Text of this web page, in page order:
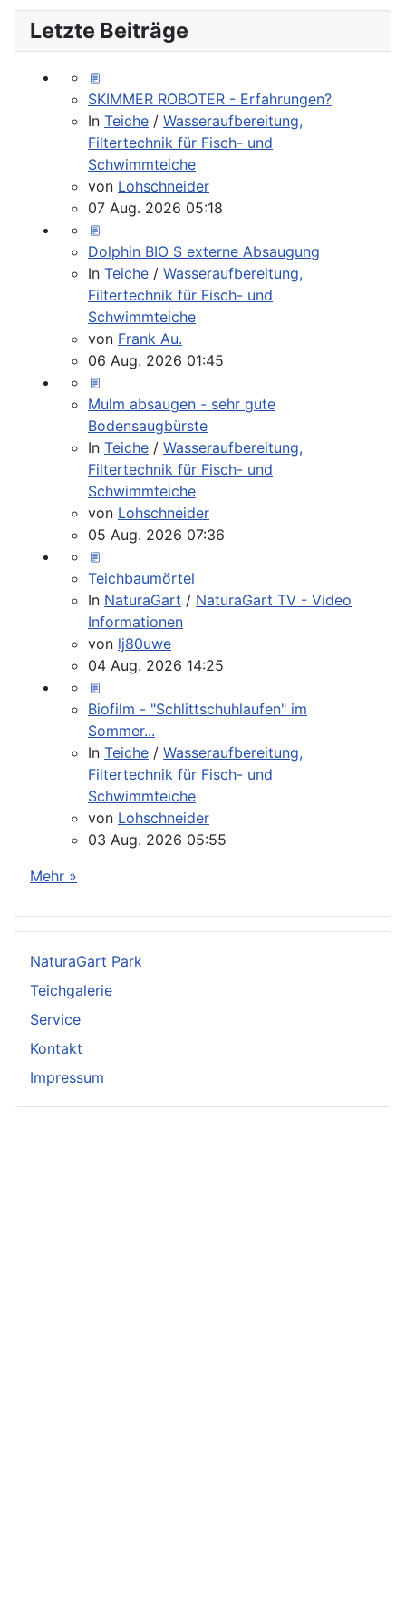
Letzte Beiträge
SKIMMER ROBOTER - Erfahrungen?
In Teiche / Wasseraufbereitung,
Filtertechnik für Fisch- und
Schwimmteiche
von Lohschneider
07 Aug. 2026 05:18
Dolphin BIO S externe Absaugung
In Teiche / Wasseraufbereitung,
Filtertechnik für Fisch- und
Schwimmteiche
von Frank Au.
06 Aug. 2026 01:45
Mulm absaugen - sehr gute
Bodensaugbürste
In Teiche / Wasseraufbereitung,
Filtertechnik für Fisch- und
Schwimmteiche
von Lohschneider
05 Aug. 2026 07:36
Teichbaumörtel
In NaturaGart / NaturaGart TV - Video
Informationen
von lj80uwe
04 Aug. 2026 14:25
Biofilm - "Schlittschuhlaufen" im
Sommer...
In Teiche / Wasseraufbereitung,
Filtertechnik für Fisch- und
Schwimmteiche
von Lohschneider
03 Aug. 2026 05:55
Mehr »
NaturaGart Park
Teichgalerie
Service
Kontakt
Impressum